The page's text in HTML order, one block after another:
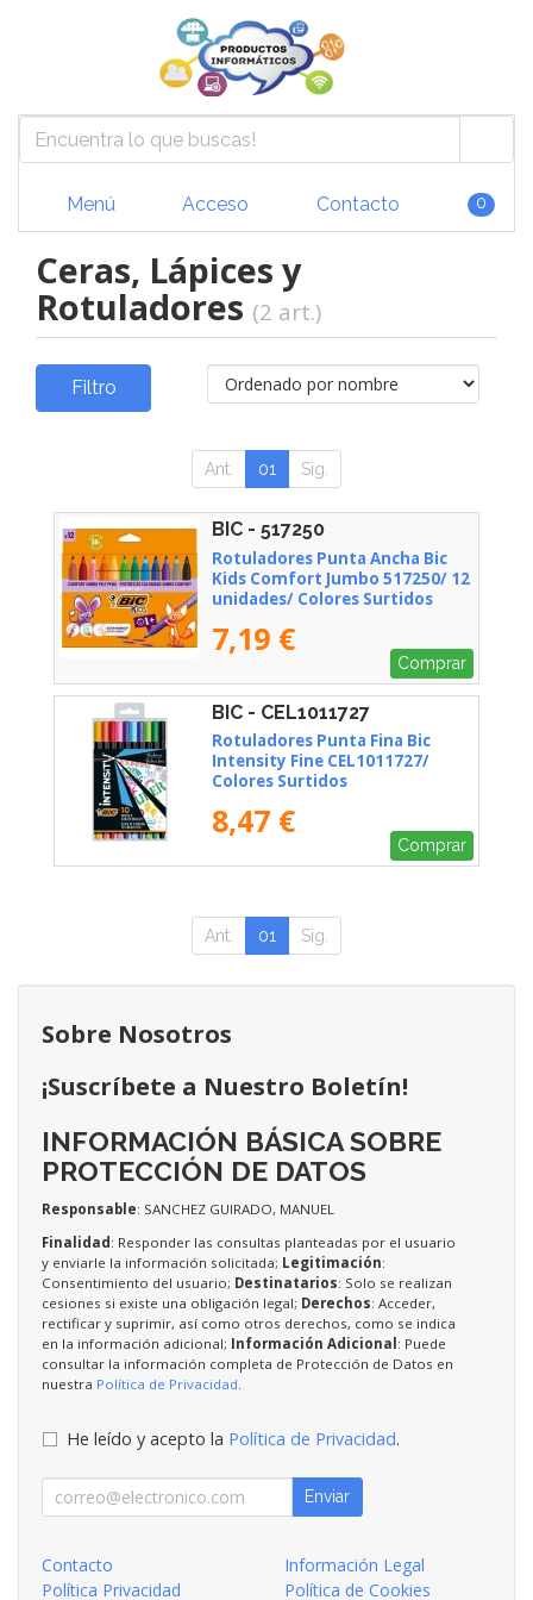
Menú Acceso Contacto 0
Ceras, Lápices y
Rotuladores (2 art.)
Filtro
Ant. 01 Sig.
BIC - 517250
Rotuladores Punta Ancha Bic
Kids Comfort Jumbo 517250/ 12
unidades/ Colores Surtidos
7,19 €
Comprar
BIC - CEL1011727
Rotuladores Punta Fina Bic
Intensity Fine CEL1011727/
Colores Surtidos
8,47 €
Comprar
Ant. 01 Sig.
Sobre Nosotros
¡Suscríbete a Nuestro Boletín!
INFORMACIÓN BÁSICA SOBRE
PROTECCIÓN DE DATOS
Responsable: SANCHEZ GUIRADO, MANUEL
Finalidad : Responder las consultas planteadas por el usuario
y enviarle la información solicitada; Legitimación:
Consentimiento del usuario; Destinatarios: Solo se realizan
cesiones si existe una obligación legal; Derechos: Acceder,
rectificar y suprimir, así como otros derechos, como se indica
en la información adicional; Información Adicional : Puede
consultar la información completa de Protección de Datos en
nuestra Política de Privacidad.
He leído y acepto la Política de Privacidad.
Enviar
Contacto
Información Legal
Política Privacidad
Política de Cookies